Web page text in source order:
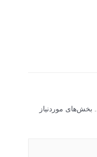
بخش‌های موردنیاز